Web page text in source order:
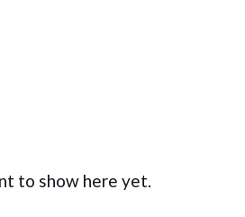
to show here yet.